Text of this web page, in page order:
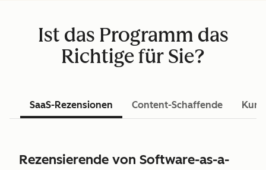
Ist das Programm das
Richtige für Sie?
SaaS-Rezensionen Content-Schaffende
Rezensierende von Software-as-a-